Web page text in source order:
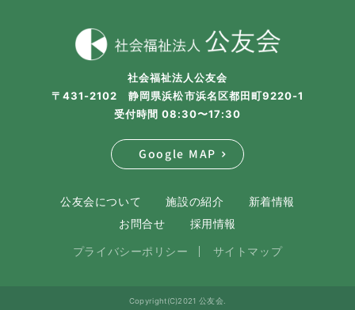
社会福祉法人公友会
〒431-2102 静岡県浜松市浜名区都田町9220-1
受付時間 08:30〜17:30
Google MAP
公友会について 施設の紹介
新着情報
お問合せ
採用情報
プライバシーポリシー サイトマップ
Copyright(C)2021 公友会.